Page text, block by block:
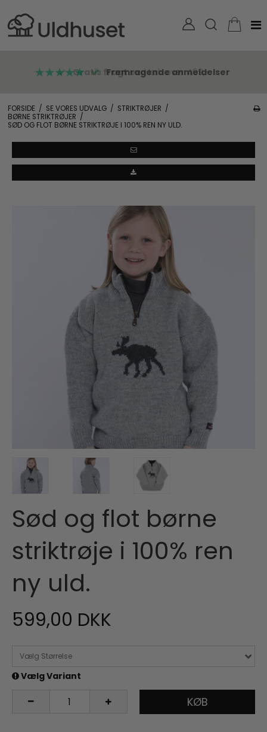
Fremragende anmeldelser
Gratis fragt ved køb over 499,-
FORSIDE / SE VORES UDVALG / STRIKTRØJER /
BØRNE STRIKTRØJER /
SØD OG FLOT BØRNE STRIKTRØJE I 100% REN NY ULD.
Sød og flot børne
striktrøje i 100% ren
ny uld.
599,00 DKK
Vælg Størrelse
Vælg Variant
KØB